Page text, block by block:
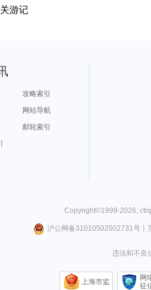
游记
攻略索引
网站导航
邮轮索引
Copyright©1999-2026,
沪公网备31010502002731号丨
违法和不良
上海市监
网
征